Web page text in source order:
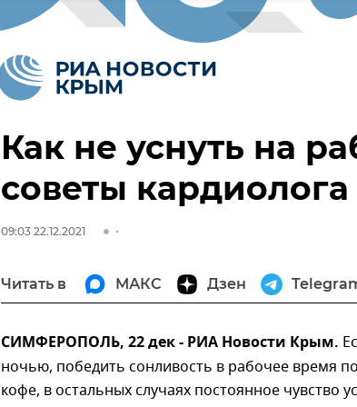
Как не уснуть на
советы кардиолога
09:03 22.12.2021
Читать в МАКС Дзен
СИМФЕРОПОЛЬ, 22 дек - РИА Новости Крым.
ночью, победить сонливость в рабочее время
кофе, в остальных случаях постоянное чувство